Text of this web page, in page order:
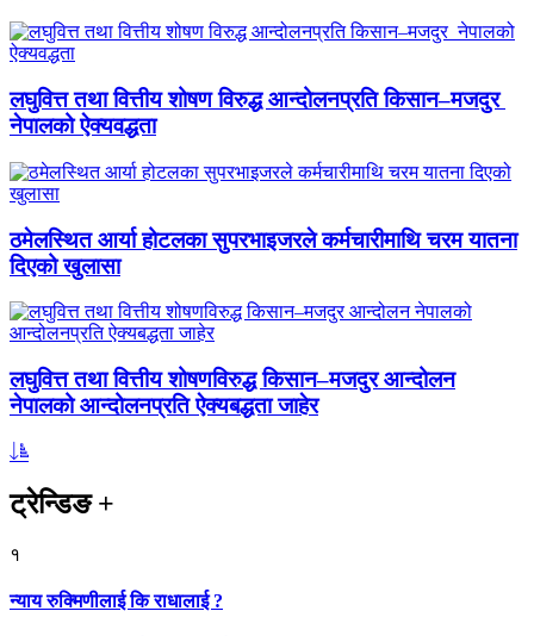
लघुवित्त तथा वित्तीय शोषण विरुद्ध आन्दोलनप्रति किसान–मजदुर
नेपालको ऐक्यवद्धता
ठमेलस्थित आर्या होटलका सुपरभाइजरले कर्मचारीमाथि चरम यातना
दिएको खुलासा
लघुवित्त तथा वित्तीय शोषणविरुद्ध किसान–मजदुर आन्दोलन
नेपालको आन्दोलनप्रति ऐक्यबद्धता जाहेर
ट्रेन्डिङ+
१
न्याय रुक्मिणीलाई कि राधालाई ?